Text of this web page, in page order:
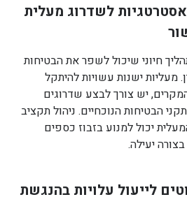
לשדרוג מעלית
חיוני שיכול לשפר את הבטיחות
מעליות ישנות עשויות להיתקל
יש צורך לבצע שדרוגים
הבטיחות הנוכחיים. ניהול תקציב
יכול למנוע בזבוז כספים
יעילה.
לייעול עלויות בהנגשת